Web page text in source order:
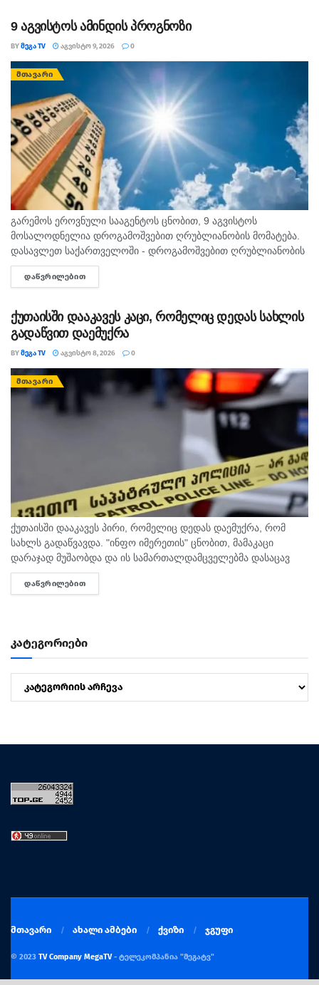
9 აგვისტოს ამინდის პროგნოზი
BYᲛᲔᲒᲐ TV ᲐᲒᲕᲘᲡᲢᲝ 9, 2026 0
ᲛᲗᲐᲕᲐᲠᲘ
გარემოს ეროვნული სააგენტოს ცნობით, 9 აგვისტოს
მოსალოდნელია დროგამოშვებით ღრუბლიანობის მომატება.
დასავლეთ საქართველოში - დროგამოშვებით ღრუბლიანობის
მომატება. უმეტეს რაიონში ხანმოკლე წვიმა და ელჭექი, ზოგან
ძლიერი. დასავლეთის ქარი 10-15 მ/წმ, ელჭექის დროს
ᲓᲐᲬᲕᲠᲘᲚᲔᲑᲘᲗ
ქუთაისში დააკავეს კაცი, რომელიც დედას სახლის
გადაწვით დაემუქრა
BYᲛᲔᲒᲐ TV ᲐᲒᲕᲘᲡᲢᲝ 8, 2026 0
ᲛᲗᲐᲕᲐᲠᲘ
ქუთაისში დააკავეს პირი, რომელიც დედას დაემუქრა, რომ
სახლს გადაწვავდა. "ინფო იმერეთის" ცნობით, მამაკაცი
დარაჯად მუშაობდა და ის სამართალდამცველებმა დასაცავ
ობიექტზე აიყვანეს. შსს-ს ინფორმაციით, დაკავებულს
სისხლის სამართლის კოდექსის 11 პრიმა...
ᲓᲐᲬᲕᲠᲘᲚᲔᲑᲘᲗ
კატეგორიები
კატეგორიები
მთავარი ახალი ამბები ქვიზი ჯგუფი
© 2023 TV Company MegaTV- ტელეკომპანია "მეგატვ"